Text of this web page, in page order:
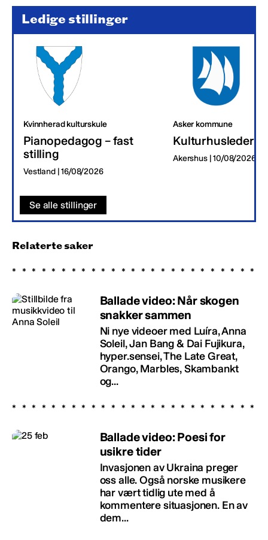
Ledige stillinger
Kvinnherad kulturskule
Pianopedagog – fast
stilling
Vestland | 16/08/2026
Asker kommune
Kulturhusleder
Akershus | 10/08/2026
Se alle stillinger
Relaterte saker
Ballade video: Når skogen
snakker sammen
Ni nye videoer med Luíra, Anna
Soleil, Jan Bang & Dai Fujikura,
hyper.sensei, The Late Great,
Orango, Marbles, Skambankt
og...
Ballade video: Poesi for
usikre tider
Invasjonen av Ukraina preger
oss alle. Også norske musikere
har vært tidlig ute med å
kommentere situasjonen. En av
dem...